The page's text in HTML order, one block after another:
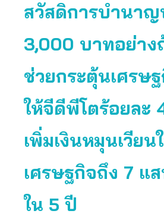
สวัสดิการบำนาญ
3,000 บาทอย่าง
ช่วยกระตุ้นเศรษ
ให้จีดีพีโตร้อยละ
เพิ่มเงินหมุนเวียน
เศรษฐกิจถึง 7 แ
ใน 5 ปี